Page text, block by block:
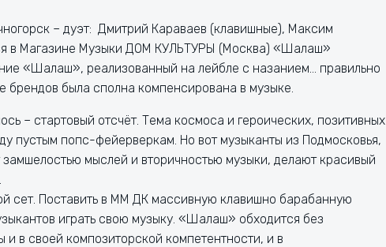
– дуэт: Дмитрий Караваев (клавишные), Максим
в Магазине Музыки ДОМ КУЛЬТУРЫ (Москва) «Шалаш»
«Шалаш», реализованный на лейбле с назанием… правильно
брендов была сполна компенсирована в музыке.
– стартовый отсчёт. Тема космоса и героических, позитивных
пустым попс-фейерверкам. Но вот музыканты из Подмосковья,
мыслей и вторичностью музыки, делают красивый
сет. Поставить в ММ ДК массивную клавишно барабанную
играть свою музыку. «Шалаш» обходится без
в своей композиторской компетентности, и в